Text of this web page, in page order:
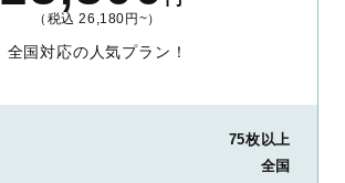
（税込 26,180円~）
全国対応の人気プラン！
75枚以上
全国